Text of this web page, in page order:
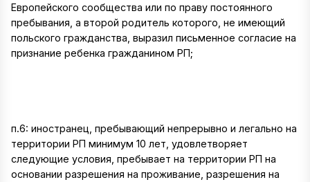
Европейского сообщества или по праву постоянного
пребывания, а второй родитель которого, не имеющий
польского гражданства, выразил письменное согласие на
признание ребенка гражданином РП;
п.6: иностранец, пребывающий непрерывно и легально на
территории РП минимум 10 лет, удовлетворяет
следующие условия, пребывает на территории РП на
основании разрешения на проживание, разрешения на